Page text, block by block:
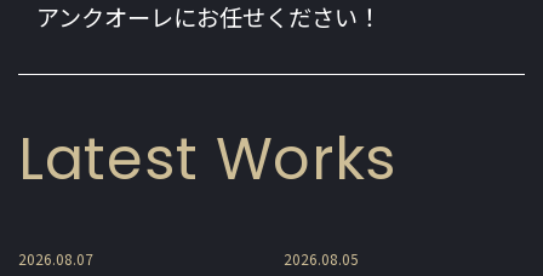
アンクオーレにお任せください！
Latest Works
2026.08.07 2026.08.05